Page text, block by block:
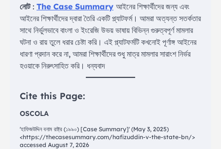
নোট : The Case Summary আইনের শিক্ষার্থীদের জন্য এবং
আইনের শিক্ষার্থীদের দ্বারা তৈরি একটি প্ল্যাটফর্ম। আমরা অত্যন্ত সতর্কতার
সাথে নির্ভুলভাবে বাংলা ও ইংরেজি উভয় ভাষায় বিভিন্ন গুরুত্বপূর্ণ মামলার
ঘটনা ও রায় তুলে ধরার চেষ্টা করি। এই প্ল্যাটফর্মটি কখনোই পূর্ণাঙ্গ আইনের
ধারণা প্রদান করে না, আমরা শিক্ষার্থীদের শুধু মাত্র মামলার সারাংশ নির্ভর
হওয়াকে নিরুৎসাহিত করি। ধন্যবাদ
Cite this Page:
OSCOLA
'হাফিজউদ্দিন বনাম রাষ্ট্র (১৯৯০) [Case Summary]' (May 3, 2025)
<https://thecasesummary.com/hafizuddin-v-the-state-bn/>
accessed August 7, 2026